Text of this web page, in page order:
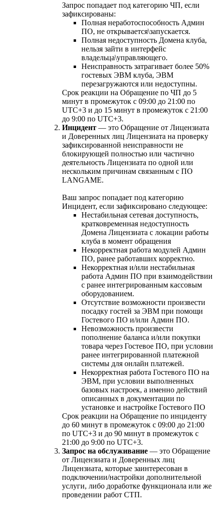
Запрос попадает под категорию ЧП, если
зафиксированы:
Полная неработоспособность Админ
ПО, не открывается\запускается.
Полная недоступность Домена клуба,
нельзя зайти в интерфейс
владельца\управляющего.
Неисправность затрагивает более 50%
гостевых ЭВМ клуба, ЭВМ
перезагружаются или недоступны.
Срок реакции на Обращение по ЧП до 5
минут в промежуток с 09:00 до 21:00 по
UTC+3 и до 15 минут в промежуток с 21:00
до 9:00 по UTC+3.
Инцидент — это Обращение от Лицензиата
и Доверенных лиц Лицензиата на проверку
зафиксированной неисправности не
блокирующей полностью или частично
деятельность Лицензиата по одной или
нескольким причинам связанным с ПО
LANGAME.
Ваш запрос попадает под категорию
Инцидент, если зафиксировано следующее:
Нестабильная сетевая доступность,
кратковременная недоступность
Домена Лицензиата с локации работы
клуба в момент обращения
Некорректная работа модулей Админ
ПО, ранее работавших корректно.
Некорректная и/или нестабильная
работа Админ ПО при взаимодействии
с ранее интегрированным кассовым
оборудованием.
Отсутствие возможности произвести
посадку гостей за ЭВМ при помощи
Гостевого ПО и/или Админ ПО.
Невозможность произвести
пополнение баланса и/или покупки
товара через Гостевое ПО, при условии
ранее интегрированной платежной
системы для онлайн платежей.
Некорректная работа Гостевого ПО на
ЭВМ, при условии выполненных
базовых настроек, а именно действий
описанных в документации по
установке и настройке Гостевого ПО
Срок реакции на Обращение по инциденту
до 60 минут в промежуток с 09:00 до 21:00
по UTC+3 и до 90 минут в промежуток с
21:00 до 9:00 по UTC+3.
Запрос на обслуживание — это Обращение
от Лицензиата и Доверенных лиц
Лицензиата, которые заинтересован в
подключении/настройки дополнительной
услуги, либо доработке функционала или же
проведении работ СТП.